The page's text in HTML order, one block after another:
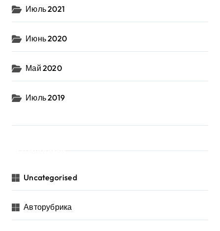
Июль 2021
Июнь 2020
Май 2020
Июль 2019
Uncategorised
Авторубрика